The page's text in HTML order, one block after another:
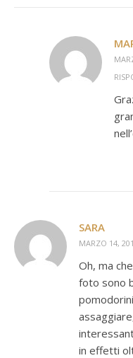
SARA
MARZO 14,
Oh, ma
foto sono
in effetti